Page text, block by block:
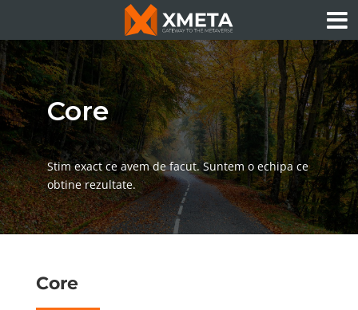
Core
Stim exact ce avem de facut. Suntem o echipa ce
obtine rezultate.
Core